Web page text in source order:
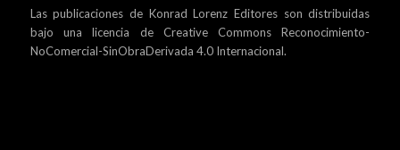
Las publicaciones de Konrad Lorenz Editores son distribuidas
bajo unalicencia de Creative Commons Reconocimiento-
NoComercial-SinObraDerivada 4.0 Internacional.